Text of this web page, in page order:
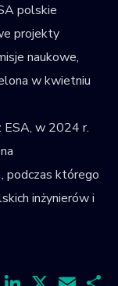
polskie
projekty
naukowe,
w kwietniu
ESA, w 2024 r.
podczas którego
inżynierów i